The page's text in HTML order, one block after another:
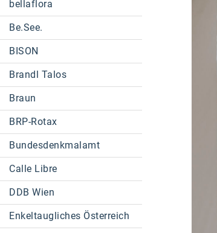
bellaflora
Be.See.
BISON
Brandl Talos
Braun
BRP-Rotax
Bundesdenkmalamt
Calle Libre
DDB Wien
Enkeltaugliches Österreich